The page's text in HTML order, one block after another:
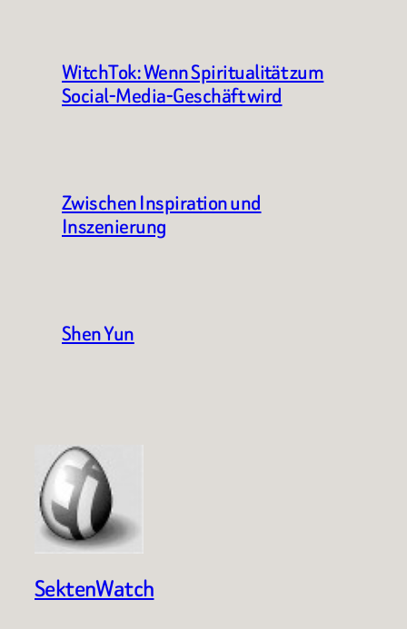
WitchTok: Wenn Spiritualität zum
Social-Media-Geschäft wird
Zwischen Inspiration und
Inszenierung
Shen Yun
SektenWatch